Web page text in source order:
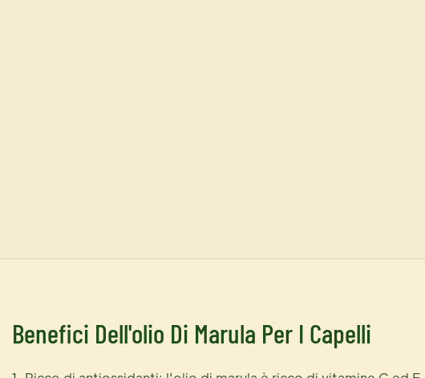
Benefici Dell'olio Di Marula Per I Capelli